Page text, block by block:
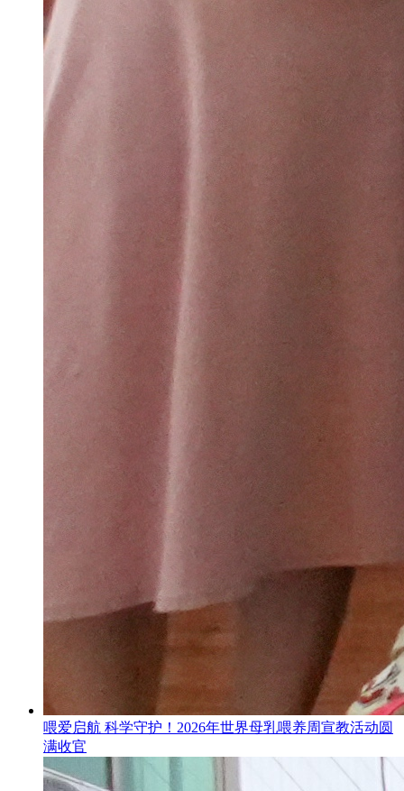
喂爱启航 科学守护！2026年世界母乳喂养周宣教活动圆
满收官